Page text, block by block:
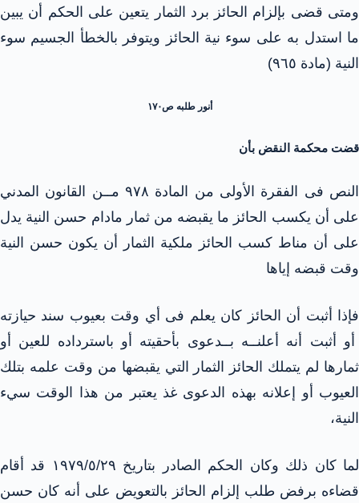
ومتى قضى بإلزام الحائز برد الثمار يتعين على الحكم أن يبين
ما استدل به على سوء نية الحائز ويتوفر بالخطأ الجسيم سوء
النية (مادة ٩٦٥)
أنور طلبه ص۱۷۰
قضت محكمة النقض بأن
النص فى الفقرة الأولى من المادة ٩٧٨ مــن القانون المدني
على أن يكسب الحائز ما يقبضه من ثمار مادام حسن النية يدل
على أن مناط كسب الحائز ملكية الثمار أن يكون حسن النية
وقت قبضه إياها
فإذا أثبت أن الحائز كان يعلم فى أي وقت بعيوب سند حيازته
أو أثبت أنه أعلنــه بــدعوى بأحقيته أو باسترداده للعين أو
ثمارها لم يتملك الحائز الثمار التي يقبضها من وقت علمه بتلك
العيوب أو إعلانه بهذه الدعوى غذ يعتبر من هذا الوقت سيء
النية،
لما كان ذلك وكان الحكم الصادر بتاريخ ۱۹۷۹/٥/٢٩ قد أقام
قضاءه برفض طلب إلزام الحائز بالتعويض على أنه كان حسن